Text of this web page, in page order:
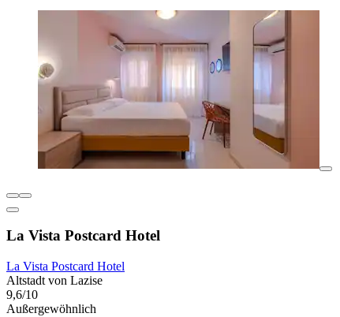
La Vista Postcard Hotel
La Vista Postcard Hotel
Altstadt von Lazise
9,6/10
Außergewöhnlich